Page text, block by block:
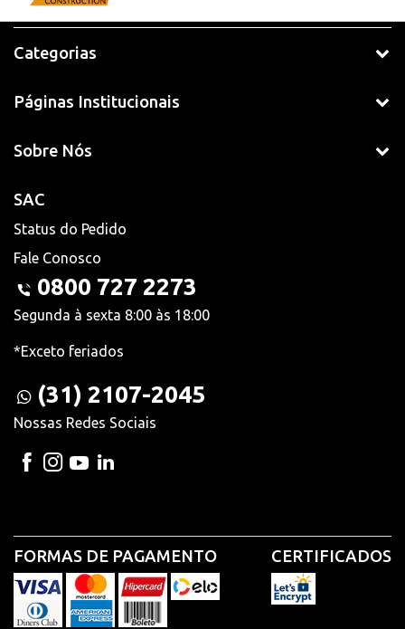
Categorias
Páginas Institucionais
Sobre Nós
SAC
Status do Pedido
Fale Conosco
0800 727 2273
Segunda à sexta 8:00 às 18:00
*Exceto feriados
(31) 2107-2045
Nossas Redes Sociais
FORMAS DE PAGAMENTO CERTIFICADOS